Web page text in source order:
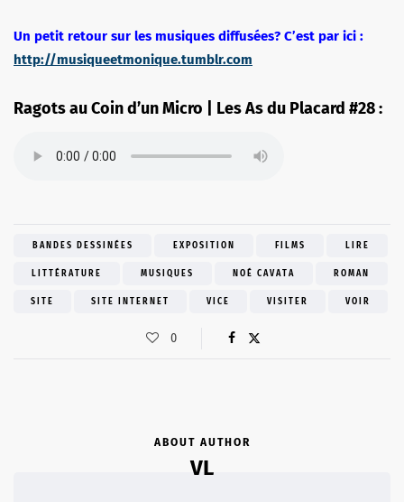
Un petit retour sur les musiques diffusées? C’est par ici :
http://musiqueetmonique.tumblr.com
Ragots au Coin d’un Micro | Les As du Placard #28 :
BANDES DESSINÉES EXPOSITION FILMS LIRE
LITTÉRATURE MUSIQUES NOÉ CAVATA ROMAN
SITE SITE INTERNET VICE VISITER VOIR
0
ABOUT AUTHOR
VL